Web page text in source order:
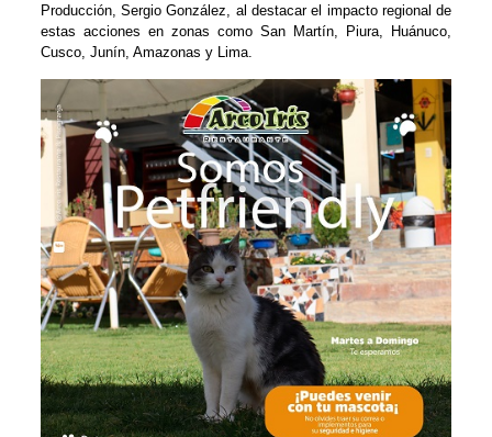
Producción, Sergio González, al destacar el impacto regional de
estas acciones en zonas como San Martín, Piura, Huánuco,
Cusco, Junín, Amazonas y Lima.